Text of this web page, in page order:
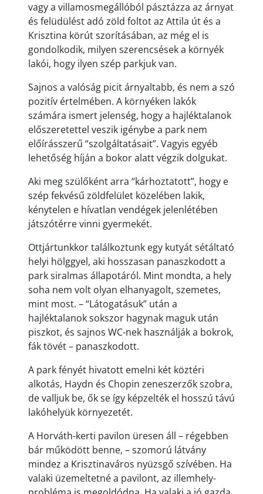
vagy a villamosmegállóból pásztázza az árnyat
és felüdülést adó zöld foltot az Attila út és a
Krisztina körút szorításában, az még el is
gondolkodik, milyen szerencsések a környék
lakói, hogy ilyen szép parkjuk van.
Sajnos a valóság picit árnyaltabb, és nem a szó
pozitív értelmében. A környéken lakók
számára ismert jelenség, hogy a hajléktalanok
előszeretettel veszik igénybe a park nem
előírásszerű “szolgáltatásait”. Vagyis egyéb
lehetőség híján a bokor alatt végzik dolgukat.
Aki meg szülőként arra “kárhoztatott”, hogy e
szép fekvésű zöldfelület közelében lakik,
kénytelen e hívatlan vendégek jelenlétében
játszótérre vinni gyermekét.
Ottjártunkkor találkoztunk egy kutyát sétáltató
helyi hölggyel, aki hosszasan panaszkodott a
park siralmas állapotáról. Mint mondta, a hely
soha nem volt olyan elhanyagolt, szemetes,
mint most. – “Látogatásuk” után a
hajléktalanok sokszor hagynak maguk után
piszkot, és sajnos WC-nek használják a bokrok,
fák tövét – panaszkodott.
A park fényét hivatott emelni két köztéri
alkotás, Haydn és Chopin zeneszerzők szobra,
de valljuk be, ők se így képzelték el hosszú távú
lakóhelyük környezetét.
A Horváth-kerti pavilon üresen áll – régebben
bár működött benne, – szomorú látvány
mindez a Krisztinaváros nyüzsgő szívében. Ha
valaki üzemeltetné a pavilont, az illemhely-